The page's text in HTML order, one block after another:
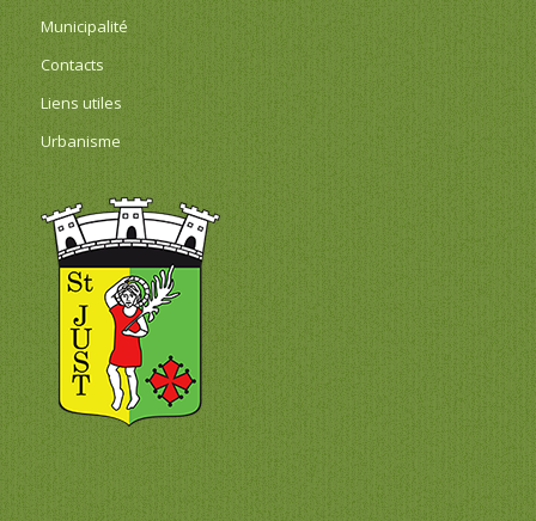
Municipalité
Contacts
Liens utiles
Urbanisme